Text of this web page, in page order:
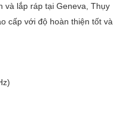
và lắp ráp tại Geneva, Thụy
cấp với độ hoàn thiện tốt và